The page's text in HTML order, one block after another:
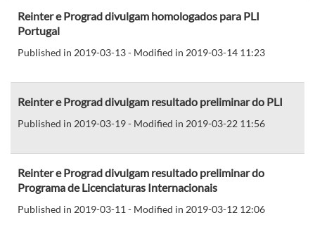
Reinter e Prograd divulgam homologados para PLI
Portugal
Published in 2019-03-13 - Modified in 2019-03-14 11:23
Reinter e Prograd divulgam resultado preliminar do PLI
Published in 2019-03-19 - Modified in 2019-03-22 11:56
Reinter e Prograd divulgam resultado preliminar do
Programa de Licenciaturas Internacionais
Published in 2019-03-11 - Modified in 2019-03-12 12:06